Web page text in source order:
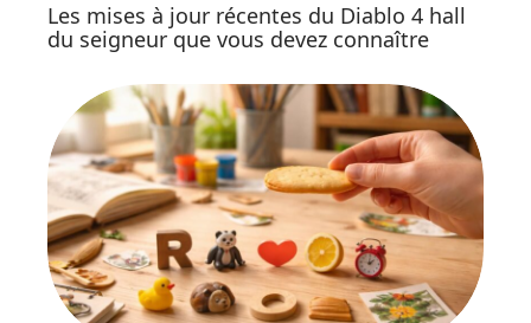
Les mises à jour récentes du Diablo 4 hall
du seigneur que vous devez connaître